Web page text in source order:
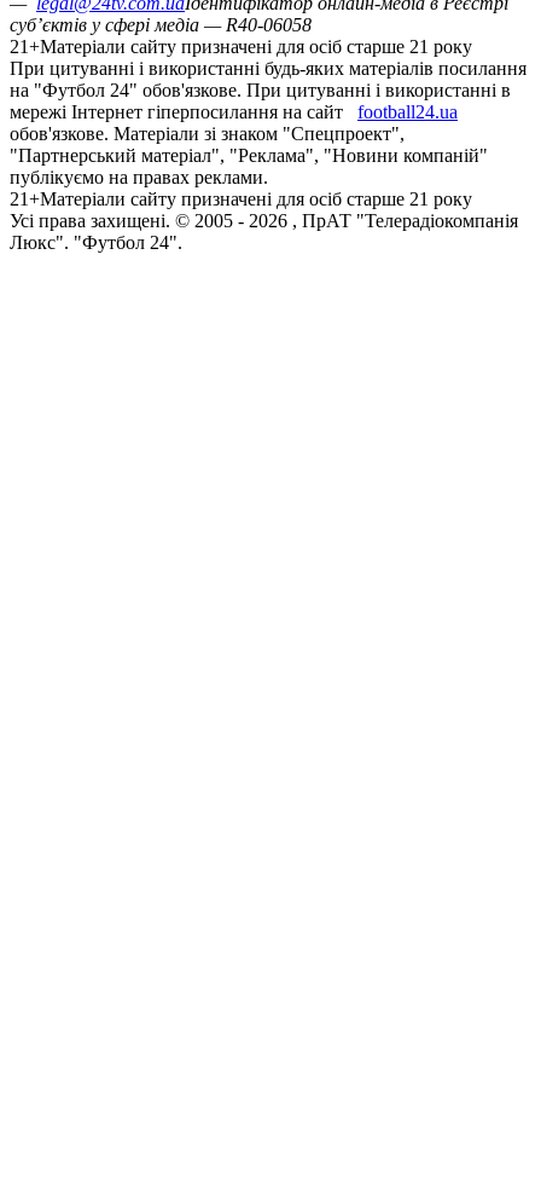
суб’єктів у сфері медіа — R40-06058
21+Матеріали сайту призначені для осіб старше 21 року
При цитуванні і використанні будь-яких матеріалів посилання
на "Футбол 24" обов'язкове. При цитуванні і використанні в
мережі Інтернет гіперпосилання на сайт
football24.ua
обов'язкове. Матеріали зі знаком "Спецпроект",
"Партнерський матеріал", "Реклама", "Новини компаній"
публікуємо на правах реклами.
21+Матеріали сайту призначені для осіб старше 21 року
Усi права захищенi. © 2005 - 2026 , ПрАТ "Телерадіокомпанія
Люкс". "Футбол 24".